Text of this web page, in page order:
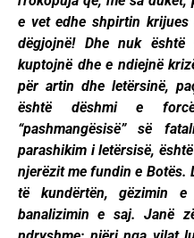
e vet edhe shpirtin
dëgjojnë! Dhe nuk
kuptojnë dhe e ndiejnë
për artin dhe letërsinë,
është dëshmi e
“pashmangësisë” së
parashikim i letërsisë,
njerëzit me fundin e Botës.
të kundërtën, gëzimin
banalizimin e saj. Janë